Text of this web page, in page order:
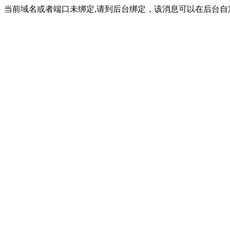
当前域名或者端口未绑定,请到后台绑定，该消息可以在后台自